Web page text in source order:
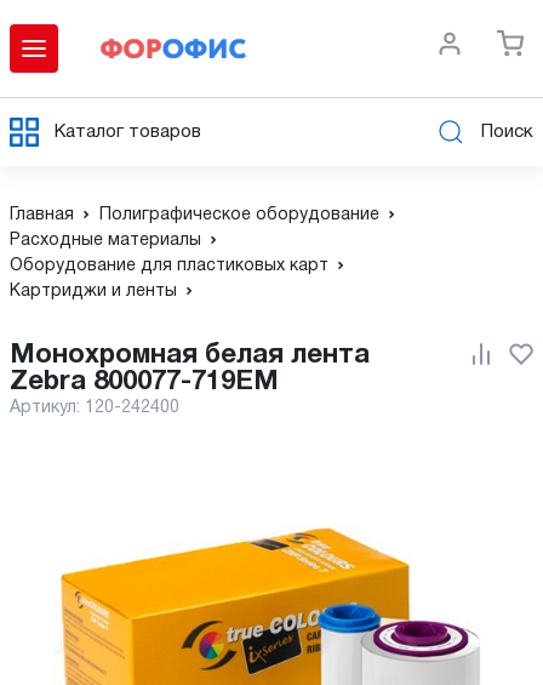
Каталог товаров Поиск
Главная
Полиграфическое оборудование
Расходные материалы
Оборудование для пластиковых карт
Картриджи и ленты
Монохромная белая лента
Zebra 800077-719EM
Артикул: 120-242400